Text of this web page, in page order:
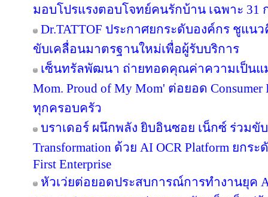
มอบโปรแรงตอบโจทย์คนรักบ้าน เฉพาะ 31
Dr.TATTOF ประกาศยกระดับองค์กร ชูแน
ขับเคลื่อนมาตรฐานใหม่เพื่อผู้รับบริการ
เซ็นทรัลพัฒนา ถ่ายทอดคุณค่าความเป็นแม่
Mom. Proud of My Mom' ต่อยอด Consumer
ทุกครอบครัว
บราเดอร์ ผนึกพลัง ยิบอินซอย เน็กซ์ ร่วมขับ
Transformation ด้วย AI OCR Platform ยก
First Enterprise
หัวเว่ยต่อยอดประสบการณ์การทำงานยุค